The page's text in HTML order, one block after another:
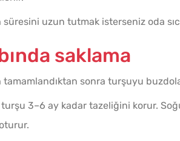
uzun tutmak isterseniz oda
saklama
tamamlandıktan sonra turşuyu
turşu 3–6 ay kadar tazeliğini korur.